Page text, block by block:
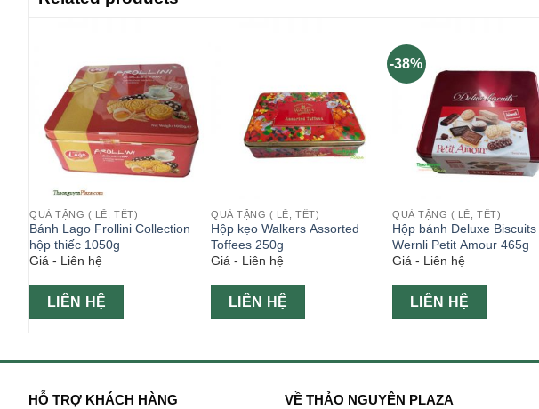
QUÀ TẶNG ( LỄ, TẾT)
Bánh Lago Frollini Collection
hộp thiếc 1050g
Giá - Liên hệ
LIÊN HỆ
QUÀ TẶNG ( LỄ, TẾT)
Hộp kẹo Walkers Assorted
Toffees 250g
Giá - Liên hệ
LIÊN HỆ
-38%
QUÀ TẶNG ( LỄ, TẾT)
Hộp bánh Deluxe Biscuits
Wernli Petit Amour 465g
Giá - Liên hệ
LIÊN HỆ
HỖ TRỢ KHÁCH HÀNG VỀ THẢO NGUYÊN PLAZA